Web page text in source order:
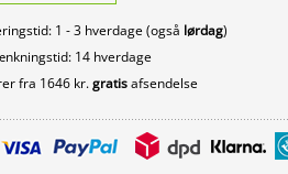
1 - 3 hverdage (også lørdag)
14 hverdage
fra 1646 kr.gratisafsendelse